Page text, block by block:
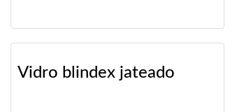
Vidro blindex jateado